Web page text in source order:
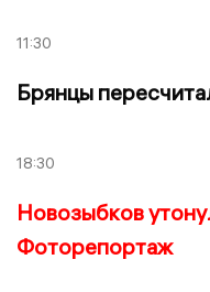
11:30
Брянцы
18:30
Новозыбков
Фоторепортаж